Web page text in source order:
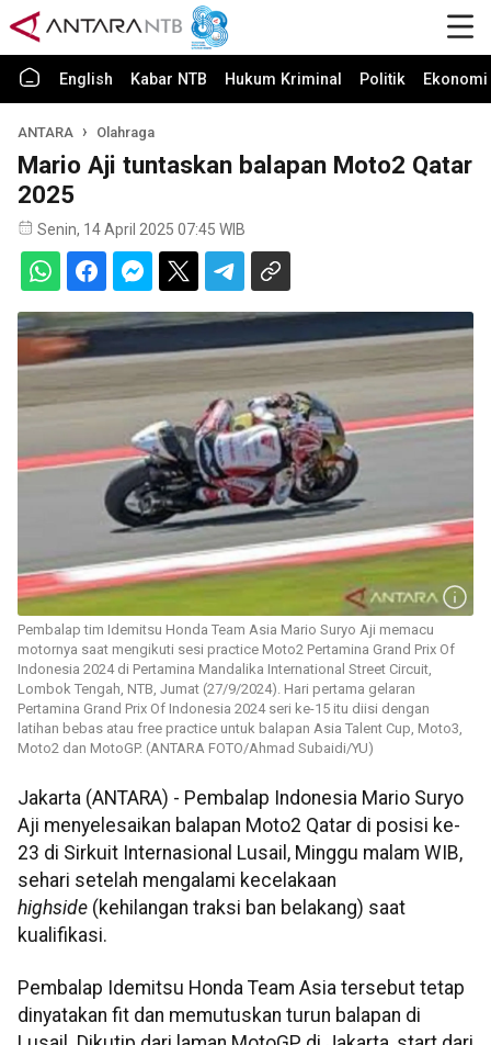
English Kabar NTB Hukum Kriminal Politik
ANTARA Olahraga
Mario Aji tuntaskan balapan Moto2 Qatar
2025
Senin, 14 April 2025 07:45 WIB
Pembalap tim Idemitsu Honda Team Asia Mario Suryo Aji memacu
motornya saat mengikuti sesi practice Moto2 Pertamina Grand Prix Of
Indonesia 2024 di Pertamina Mandalika International Street Circuit,
Lombok Tengah, NTB, Jumat (27/9/2024). Hari pertama gelaran
Pertamina Grand Prix Of Indonesia 2024 seri ke-15 itu diisi dengan
latihan bebas atau free practice untuk balapan Asia Talent Cup, Moto3,
Moto2 dan MotoGP. (ANTARA FOTO/Ahmad Subaidi/YU)
Jakarta (ANTARA) - Pembalap Indonesia Mario Suryo
Aji menyelesaikan balapan Moto2 Qatar di posisi ke-
23 di Sirkuit Internasional Lusail, Minggu malam WIB,
sehari setelah mengalami kecelakaan
highside (kehilangan traksi ban belakang) saat
kualifikasi.
Pembalap Idemitsu Honda Team Asia tersebut tetap
dinyatakan fit dan memutuskan turun balapan di